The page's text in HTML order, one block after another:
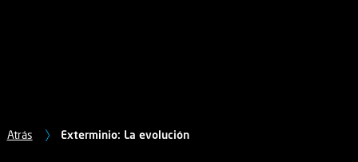
Atrás Exterminio: La evolución